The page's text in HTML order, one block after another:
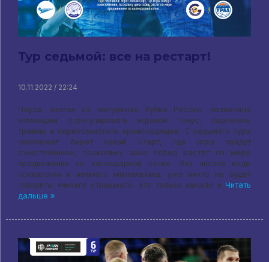
Тур седьмой: все на рестарт!
10.11.2022 / 22:24
Пауза, взятая на полуфинал Кубка России, позволила
командам отрегулировать игровой тонус, подлечить
травмы и переосмыслить происходящее. С седьмого тура
чемпионат берет новый старт, где игры пойдут
ожесточённее, поскольку цена побед растет по мере
продвижения по календарной сетке. Это чистой воды
психология и немного математика, уже никто не будет
говорить: «ничего страшного, это только начало и Читать
дальше »